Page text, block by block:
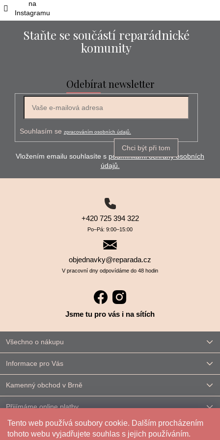
Tento web používá soubory cookie. Dalším procházením
tohoto webu vyjadřujete souhlas s jejich používáním.
na
Instagramu
Staňte se součástí reparádnické
komunity
Odebírat newsletter
Souhlasím se zpracováním osobních údajů.
Chci být při tom
Vložením emailu souhlasíte s podmínkami ochrany osobních
údajů.
+420 725 394 322
Po–⁠⁠⁠⁠⁠⁠Pá: 9:00–⁠⁠⁠⁠⁠⁠15:00
objednavky@reparada.cz
V pracovní dny odpovídáme do 48 hodin
Jsme tu pro vás i na sítích
Všechno o nákupu
Informace pro Vás
Kamenný obchod v Brně
Přijímáme online platby
Kontakt